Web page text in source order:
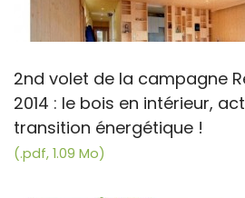
2nd volet de la campagne
2014 : le bois en intérieur,
transition énergétique !
(.pdf, 1.09 Mo)